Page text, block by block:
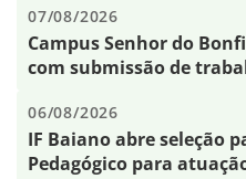
07/08/2026
Campus Senhor do
com submissão de
06/08/2026
IF Baiano abre seleção
Pedagógico para